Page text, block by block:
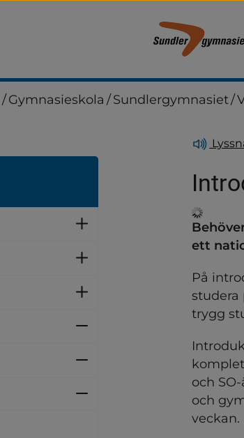
/Gymnasieskola /Sundlergymnasiet/
Undersidor
Undersidor
Undersidor
Undersidor
Undersidor
Undersidor
ett
På
studera
trygg
och
och
veckan.